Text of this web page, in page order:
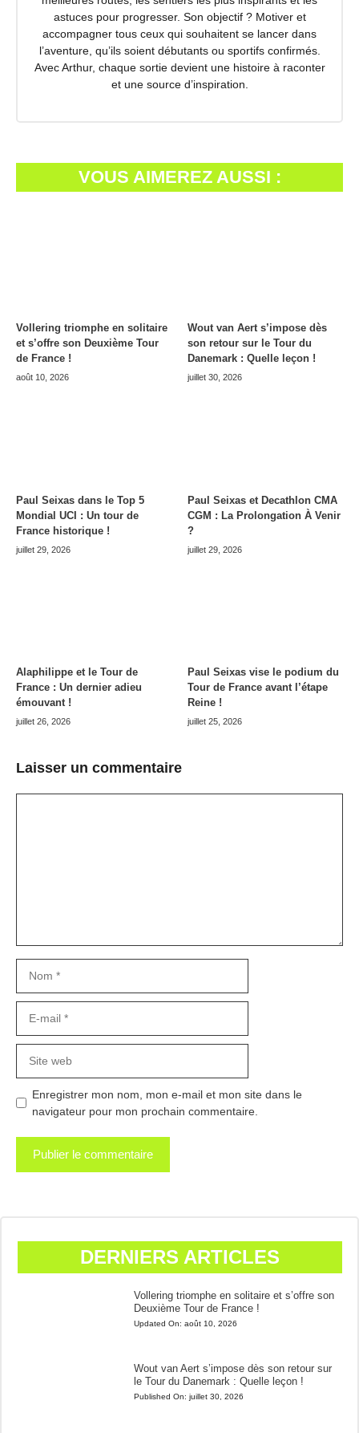
astuces pour progresser. Son objectif ? Motiver et
accompagner tous ceux qui souhaitent se lancer dans
l’aventure, qu’ils soient débutants ou sportifs confirmés.
Avec Arthur, chaque sortie devient une histoire à raconter
et une source d’inspiration.
VOUS AIMEREZ AUSSI :
Vollering triomphe en solitaire
et s’offre son Deuxième Tour
de France !
août 10, 2026
Wout van Aert s’impose dès
son retour sur le Tour du
Danemark : Quelle leçon !
juillet 30, 2026
Paul Seixas dans le Top 5
Mondial UCI : Un tour de
France historique !
juillet 29, 2026
Paul Seixas et Decathlon CMA
CGM : La Prolongation À Venir
?
juillet 29, 2026
Alaphilippe et le Tour de
France : Un dernier adieu
émouvant !
juillet 26, 2026
Paul Seixas vise le podium du
Tour de France avant l’étape
Reine !
juillet 25, 2026
Laisser un commentaire
mail
web
Enregistrer mon nom, mon e-mail et mon site dans le
navigateur pour mon prochain commentaire.
DERNIERS ARTICLES
Vollering triomphe en solitaire et s’offre son
Deuxième Tour de France !
Updated On: août 10, 2026
Wout van Aert s’impose dès son retour sur
le Tour du Danemark : Quelle leçon !
Published On: juillet 30, 2026